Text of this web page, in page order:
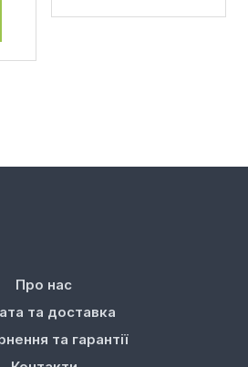
Про нас
та доставка
та гарантії